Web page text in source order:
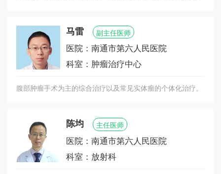
马雷 副主任医师
医院：南通市第六人民医院
科室：肿瘤治疗中心
腹部肿瘤手术为主的综合治疗以及常见实体瘤的个体化治疗。
陈均 主任医师
医院：南通市第六人民医院
科室：放射科